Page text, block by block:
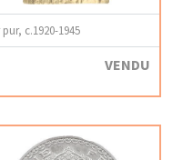
c.1920-1945
VENDU